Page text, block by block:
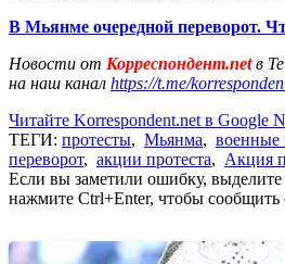
В Мьянме очередной переворот.
Новости от Корреспондент.netв
на наш канал https://t.me/
Читайте Korrespondent.net в Google
ТЕГИ: протесты, Мьянма, военные
переворот, акции протеста, Акция
Если вы заметили ошибку,
нажмите Ctrl+Enter, чтобы сообщить